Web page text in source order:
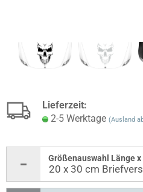
Lieferzeit:
2-5 Werktage (Ausland
Größenauswahl Länge x